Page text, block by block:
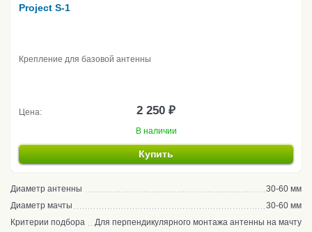
Project S-1
Крепление для базовой антенны
Цена: 2 250 ₽
В наличии
Купить
Диаметр антенны
30-60 мм
Диаметр мачты
30-60 мм
Критерии подбора
Для перпендикулярного монтажа антенны на мачту